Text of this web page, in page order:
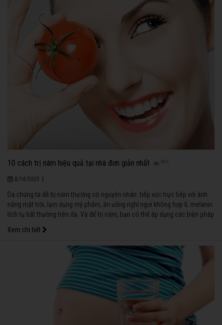
10 cách trị nám hiệu quả tại nhà đơn giản nhất 886
8/14/2020
Da chúng ta dễ bị nám thường có nguyên nhân: tiếp xúc trực tiếp với ánh
nắng mặt trời, lạm dụng mỹ phẩm, ăn uống nghỉ ngơi không hợp lí, melanin
tích tụ bất thường trên da. Và để trị nám, bạn có thể áp dụng các biện pháp
tự nhiên sau đây:
Xem chi tiết